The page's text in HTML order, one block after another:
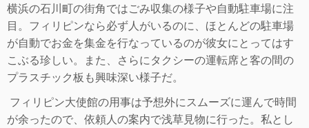
横浜の石川町の街角ではごみ収集の様子や自動駐車場に注
目。フィリピンなら必ず人がいるのに、ほとんどの駐車場
が自動でお金を集金を行なっているのが彼女にとってはす
こぶる珍しい。また、さらにタクシーの運転席と客の間の
プラスチック板も興味深い様子だ。
フィリピン大使館の用事は予想外にスムーズに運んで時間
が余ったので、依頼人の案内で浅草見物に行った。私とし